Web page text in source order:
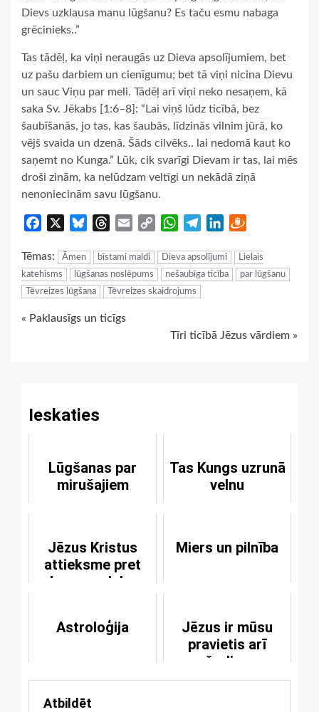
Dievs uzklausa manu lūgšanu? Es taču esmu nabaga
grēcinieks..”
Tas tādēļ, ka viņi neraugās uz Dieva apsolījumiem, bet
uz pašu darbiem un cienīgumu; bet tā viņi nicina Dievu
un sauc Viņu par meli. Tādēļ arī viņi neko nesaņem, kā
saka Sv. Jēkabs [1:6–8]: “Lai viņš lūdz ticībā, bez
šaubīšanās, jo tas, kas šaubās, līdzinās vilnim jūrā, ko
vējš svaida un dzenā. Šāds cilvēks.. lai nedomā kaut ko
saņemt no Kunga.” Lūk, cik svarīgi Dievam ir tas, lai mēs
droši zinām, ka nelūdzam veltīgi un nekādā ziņā
nenoniecinām savu lūgšanu.
Facebook BlueskyThreads
Email
Copy
WhatsApp
TelegramLinkedIn
Tēmas: Āmen bīstami maldi Dieva apsolījumi
Lielais
katehisms
lūgšanas noslēpums nešaubīga ticība
par lūgšanu
Tēvreizes lūgšana
Tēvreizes skaidrojums
Continue
« Paklausīgs un ticīgs
Tīri ticībā Jēzus vārdiem »
Ieskaties
Lūgšanas par
mirušajiem
Tas Kungs uzrunā
velnu
Jēzus Kristus
attieksme pret
ļauno un labo
Miers un pilnība
Astroloģija
Jēzus ir mūsu
pravietis arī
šodien
Atbildēt